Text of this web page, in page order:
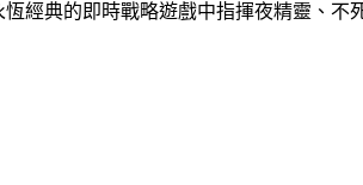
經典的即時戰略遊戲中指揮夜精靈、不